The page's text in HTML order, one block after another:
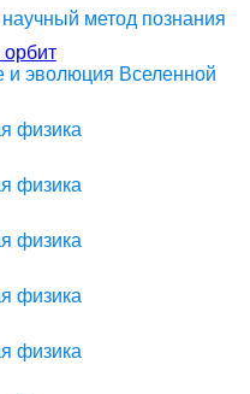
метод познания
и эволюция Вселенной
физика
физика
физика
физика
физика